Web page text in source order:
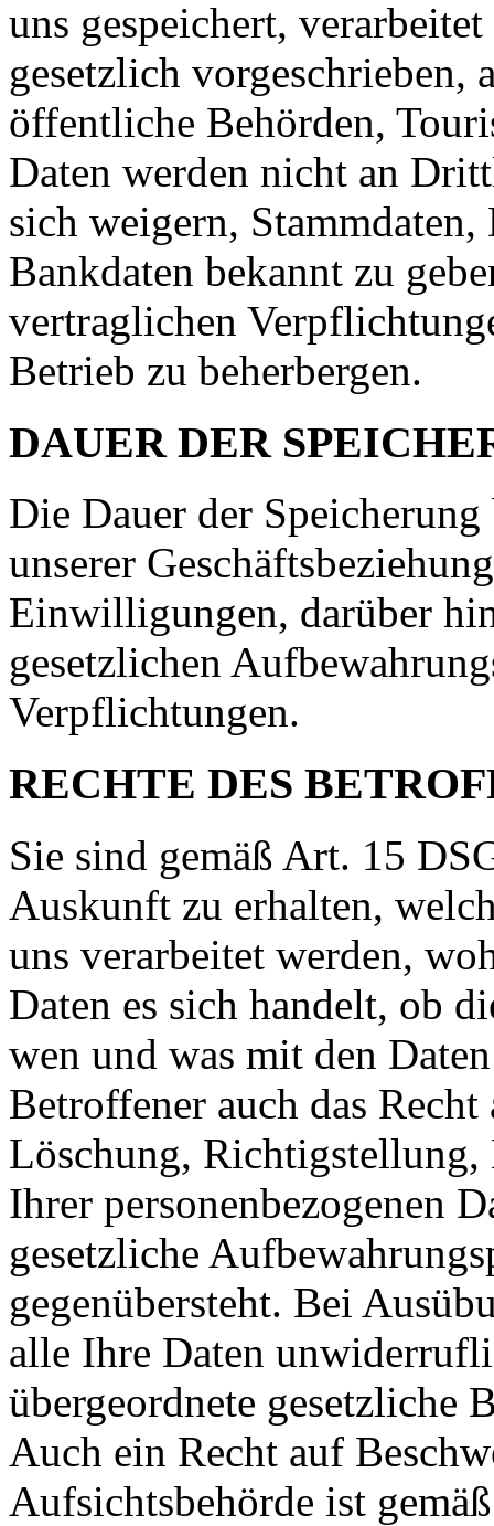
uns gespeichert,
gesetzlich vorgeschrieben,
öffentliche Behörden,
Daten werden nicht an
sich weigern,
Bankdaten bekannt zu
vertraglichen
Betrieb zu beherbergen.
DAUER DER
Die Dauer der
unserer
Einwilligungen, darüber
gesetzlichen
Verpflichtungen.
RECHTE DES
Sie sind gemäß Art. 15
Auskunft zu erhalten,
uns verarbeitet werden,
Daten es sich handelt, ob
wen und was mit den
Betroffener auch das
Löschung,
Ihrer personenbezogenen
gesetzliche
gegenübersteht. Bei
alle Ihre Daten
übergeordnete gesetzliche
Auch ein Recht auf
Aufsichtsbehörde ist